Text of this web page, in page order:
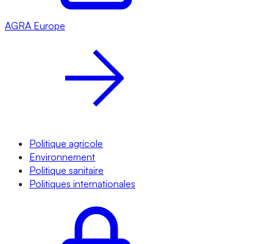
AGRA Europe
Politique agricole
Environnement
Politique sanitaire
Politiques internationales